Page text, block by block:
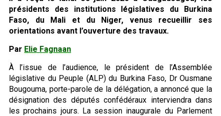
présidents des institutions législatives du Burkina
Faso, du Mali et du Niger, venus recueillir ses
orientations avant l’ouverture des travaux.
Par Elie Fagnaan
À l’issue de l’audience, le président de l’Assemblée
législative du Peuple (ALP) du Burkina Faso, Dr Ousmane
Bougouma, porte-parole de la délégation, a annoncé que la
désignation des députés confédéraux interviendra dans
les prochains jours. La session inaugurale du Parlement